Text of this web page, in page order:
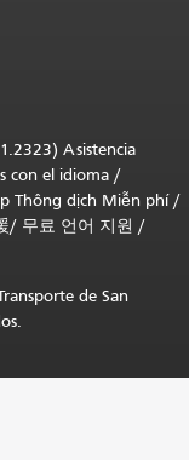
Asistencia
con el idioma /
Thông dịch Miễn phí/
/ 무료 언어 지원 /
de San